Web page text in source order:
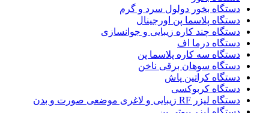
دستگاه بخور دولول سرد و گرم
دستگاه پلاسما پن اورجینال
دستگاه چند کاره زیبایی و جوانسازی
دستگاه درما اف
دستگاه سه کاره پلاسما پن
دستگاه سوهان برقی ناخن
دستگاه کراتین پاش
دستگاه کربوکسی
دستگاه لیزر RF زیبایی و لاغری موضعی صورت و بدن